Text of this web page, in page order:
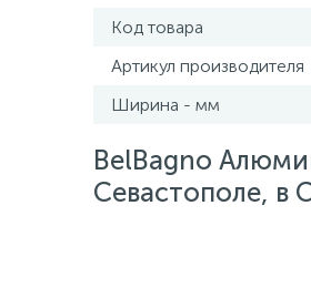
Код товара
Артикул производителя
Ширина - мм
BelBagno
Севастополе, в